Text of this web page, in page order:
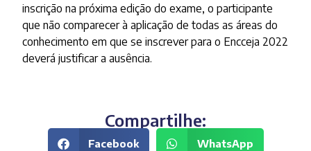
inscrição na próxima edição do exame, o participante
que não comparecer à aplicação de todas as áreas do
conhecimento em que se inscrever para o Encceja 2022
deverá justificar a ausência.
Compartilhe:
Facebook WhatsApp